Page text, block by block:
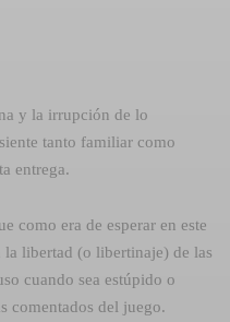
y la irrupción de lo
tanto familiar como
entrega.
como era de esperar en este
libertad (o libertinaje) de las
cuando sea estúpido o
comentados del juego.